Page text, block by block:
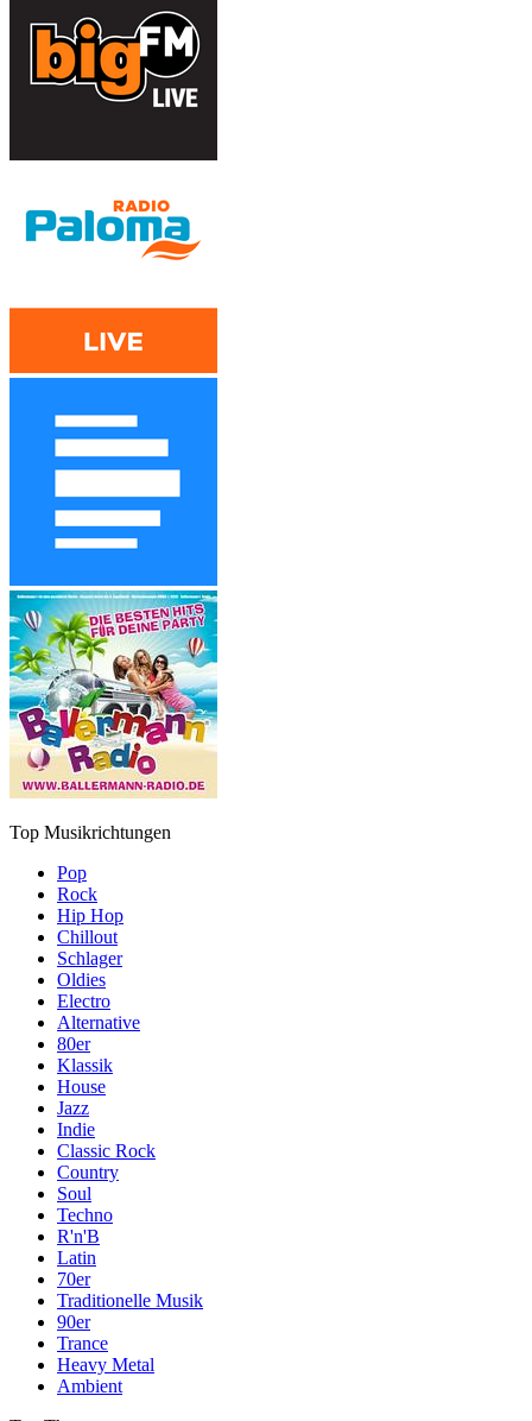
Top Musikrichtungen
Pop
Rock
Hip Hop
Chillout
Schlager
Oldies
Electro
Alternative
80er
Klassik
House
Jazz
Indie
Classic Rock
Country
Soul
Techno
R'n'B
Latin
70er
Traditionelle Musik
90er
Trance
Heavy Metal
Ambient